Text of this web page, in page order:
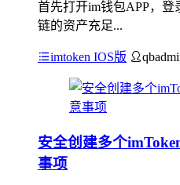
首先打开im钱包APP，
链的资产充足...
imtoken IOS版
安全创建多个
事项